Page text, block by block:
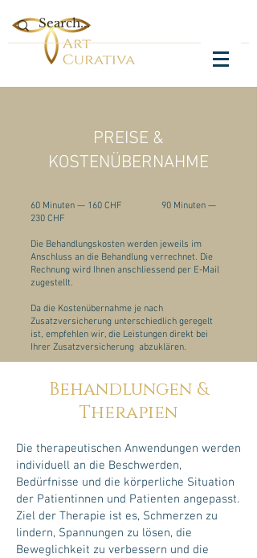
PREISE &
KOSTENÜBERNAHME
60 Minuten — 160 CHF 90 Minuten —
230 CHF
Die Behandlungskosten werden jeweils im
Anschluss an die Behandlung verrechnet. Die
Rechnung wird Ihnen anschliessend per E-Mail
zugestellt.
Da die Kostenübernahme je nach
Zusatzversicherung unterschiedlich geregelt
ist, empfehlen wir, die Leistungen direkt bei
Ihrer Zusatzversicherung abzuklären.
Behandlungen &
Therapien
Die therapeutischen Anwendungen werden
individuell an die Beschwerden,
Bedürfnisse und die körperliche Situation
der Patientinnen und Patienten angepasst.
Ziel der Therapie ist es, Schmerzen zu
lindern, Spannungen zu lösen, die
Beweglichkeit zu verbessern und die